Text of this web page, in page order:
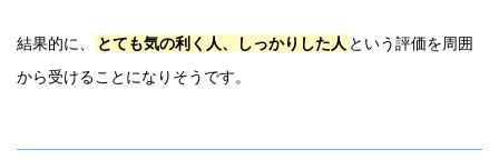
結果的に、 とても気の利く人、しっかりした人 という評価を周囲
から受けることになりそうです。